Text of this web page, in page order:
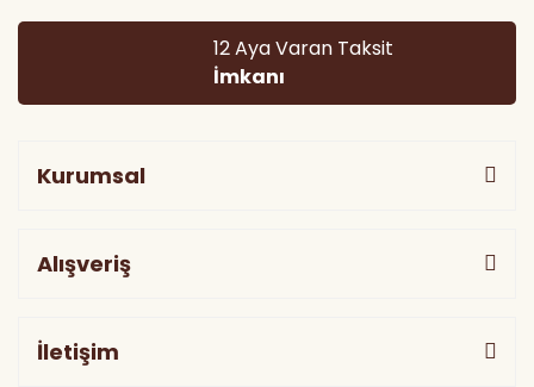
12 Aya Varan Taksit
İmkanı
Kurumsal
Alışveriş
İletişim